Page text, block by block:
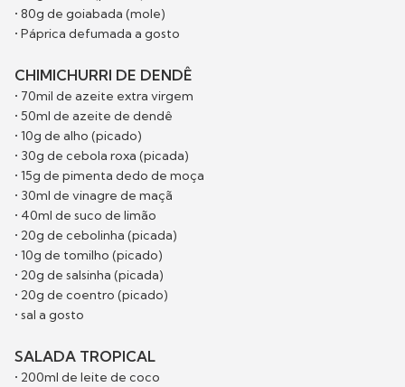
• 80g de goiabada (mole)
• Páprica defumada a gosto
CHIMICHURRI DE DENDÊ
• 70mil de azeite extra virgem
• 50ml de azeite de dendê
• 10g de alho (picado)
• 30g de cebola roxa (picada)
• 15g de pimenta dedo de moça
• 30ml de vinagre de maçã
• 40ml de suco de limão
• 20g de cebolinha (picada)
• 10g de tomilho (picado)
• 20g de salsinha (picada)
• 20g de coentro (picado)
• sal a gosto
SALADA TROPICAL
• 200ml de leite de coco